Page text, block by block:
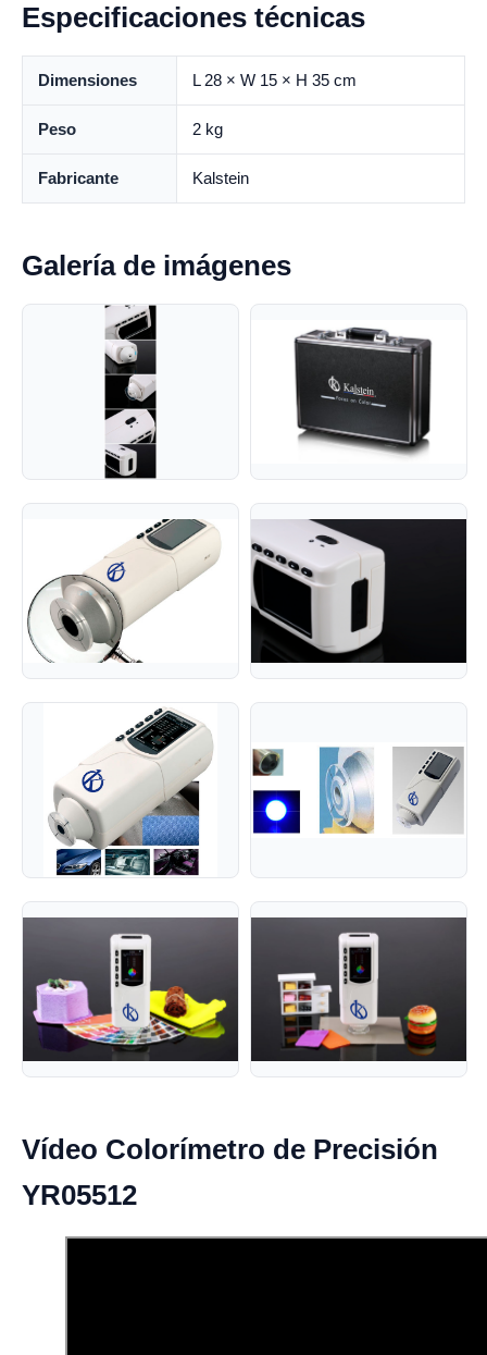
Especificaciones técnicas
Dimensiones L 28 × W 15 × H 35 cm
Peso 2 kg
Fabricante Kalstein
Galería de imágenes
Vídeo Colorímetro de Precisión
YR05512